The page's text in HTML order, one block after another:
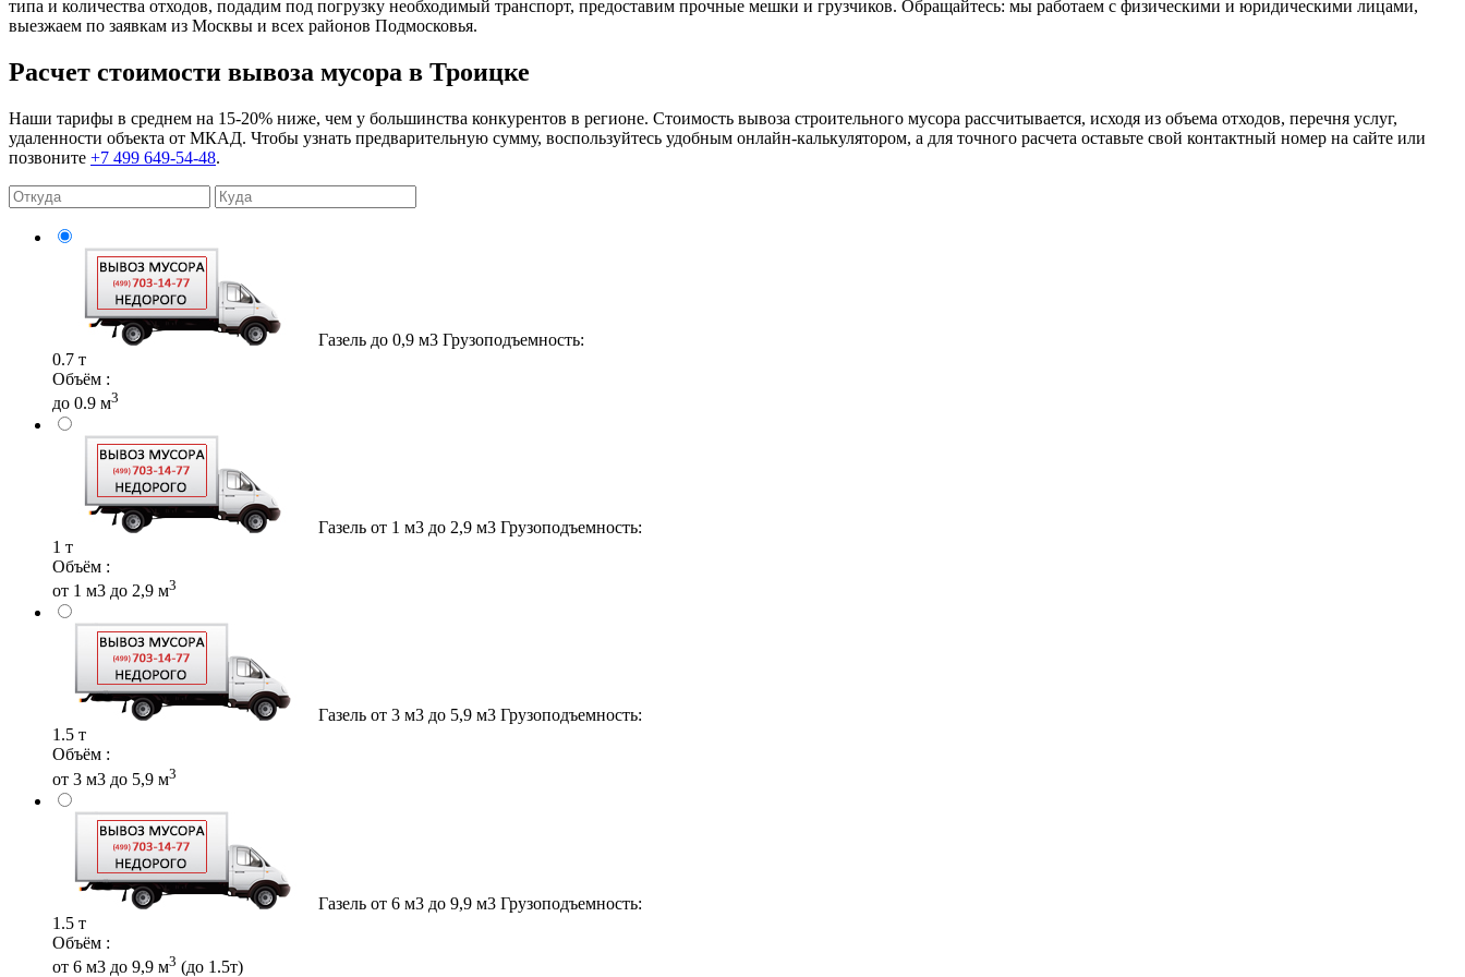
типа и количества отходов, подадим под погрузку необходимый транспорт, предоставим прочные мешки и грузчиков. Обращайтесь: мы работаем с физическими и юридическими лицами,
выезжаем по заявкам из Москвы и всех районов Подмосковья.
Расчет стоимости вывоза мусора в Троицке
Наши тарифы в среднем на 15-20% ниже, чем у большинства конкурентов в регионе. Стоимость вывоза строительного мусора рассчитывается, исходя из объема отходов, перечня услуг,
удаленности объекта от МКАД. Чтобы узнать предварительную сумму, воспользуйтесь удобным онлайн-калькулятором, а для точного расчета оставьте свой контактный номер на сайте или
позвоните +7 499 649-54-48.
Газель до 0,9 м3 Грузоподъемность:
0.7 т
Объём :
до 0.9 м3
Газель от 1 м3 до 2,9 м3 Грузоподъемность:
1 т
Объём :
от 1 м3 до 2,9 м3
Газель от 3 м3 до 5,9 м3 Грузоподъемность:
1.5 т
Объём :
от 3 м3 до 5,9 м3
Газель от 6 м3 до 9,9 м3 Грузоподъемность:
1.5 т
Объём :
от 6 м3 до 9,9 м3 (до 1.5т)